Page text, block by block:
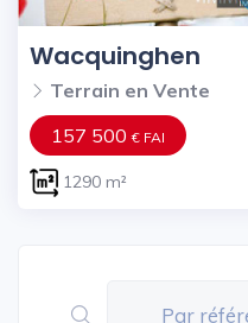
Wacquinghen
Terrain en Vente
157 500€ FAI
1290 m²